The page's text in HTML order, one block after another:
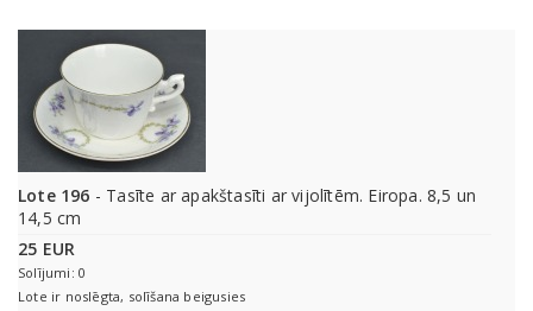
Lote 196 - Tasīte ar apakštasīti ar vijolītēm. Eiropa. 8,5 un
14,5 cm
25 EUR
Solījumi: 0
Lote ir noslēgta, solīšana beigusies